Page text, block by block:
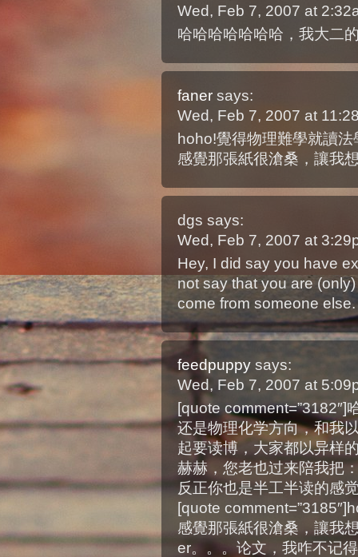
Wed, Feb 7, 2007 at
哈哈哈哈哈哈哈，我大二
faner says:
Wed, Feb 7, 2007 at
hoho!覺得物理難學就讀法
感覺那張紙很滄桑，讓
dgs says:
Wed, Feb 7, 2007 at
Hey, I did say you have
not say that you are
come from someone else.
feedpuppy says:
Wed, Feb 7, 2007 at
[quote comment=”3182″]
还是物理化学方向，和我
起要读博，大家都以异样
赫赫，您老也过来陪我把
反正你也是半工半读的感
[quote
感覺那張紙很滄桑，讓我
er。。。论文，我咋不记